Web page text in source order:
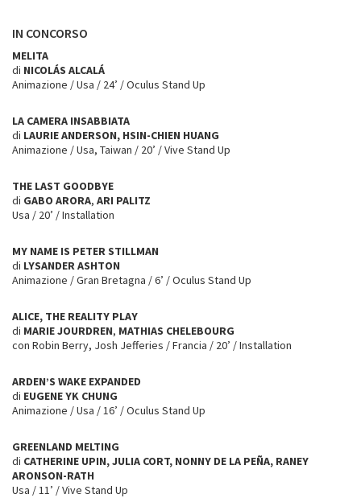
IN CONCORSO
MELITA
di NICOLÁS ALCALÁ
Animazione / Usa / 24’ / Oculus Stand Up
LA CAMERA INSABBIATA
di LAURIE ANDERSON, HSIN-CHIEN HUANG
Animazione / Usa, Taiwan / 20’ / Vive Stand Up
THE LAST GOODBYE
di GABO ARORA, ARI PALITZ
Usa / 20’ / Installation
MY NAME IS PETER STILLMAN
di LYSANDER ASHTON
Animazione / Gran Bretagna / 6’ / Oculus Stand Up
ALICE, THE REALITY PLAY
di MARIE JOURDREN, MATHIAS CHELEBOURG
con Robin Berry, Josh Jefferies / Francia / 20’ / Installation
ARDEN’S WAKE EXPANDED
di EUGENE YK CHUNG
Animazione / Usa / 16’ / Oculus Stand Up
GREENLAND MELTING
di CATHERINE UPIN, JULIA CORT, NONNY DE LA PEÑA, RANEY
ARONSON-RATH
Usa / 11’ / Vive Stand Up